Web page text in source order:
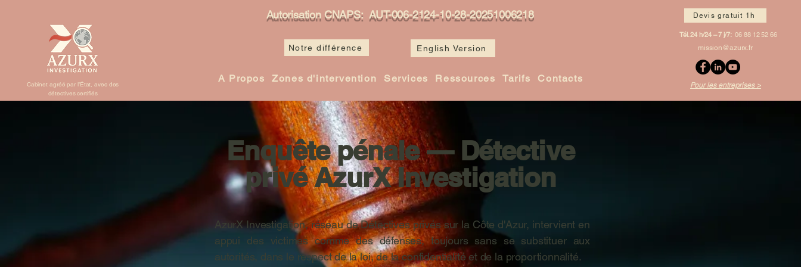
Cabinet agréé par l’État, avec des
détectives certifiés
Autorisation CNAPS: AUT-006-2124-10-28-20251006218
Notre différence English Version
A Propos Zones d'intervention Services Ressources Tarifs Contacts
Devis gratuit 1h
Tél. 24 h/24 – 7 j/7: 06 88 12 52 66
mission@azurx.fr
Pour les entreprises >
Enquête pénale — Détective
privé AzurX Investigation
AzurX Investigation, réseau de Détectives privés sur la Côte d'Azur, intervient en
appui des victimes comme des défenses, toujours sans se substituer aux
autorités, dans le respect de la loi, de la confidentialité et de la proportionnalité.